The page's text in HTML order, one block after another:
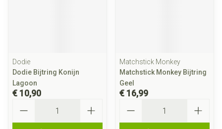
Dodie
Dodie Bijtring Konijn
Lagoon
€ 10,90
Matchstick Monkey
Matchstick Monkey Bijtring
Geel
€ 16,99